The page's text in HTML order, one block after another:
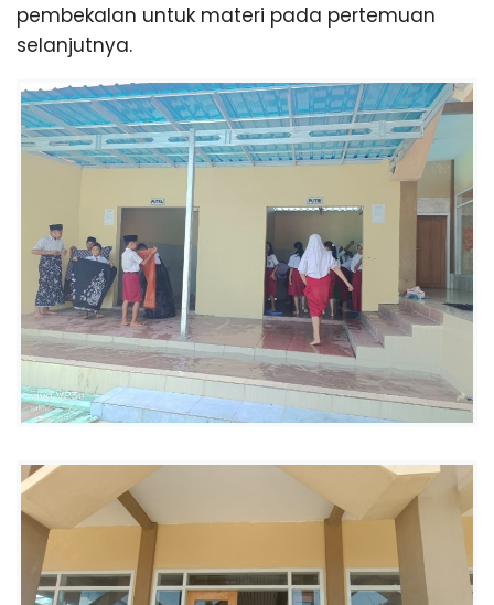
pembekalan untuk materi pada pertemuan
selanjutnya.